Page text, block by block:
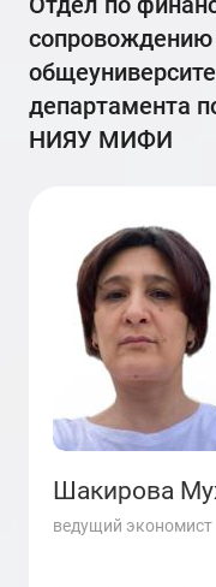
департамента
НИЯУ МИФИ
Шакирова
ведущий экономист